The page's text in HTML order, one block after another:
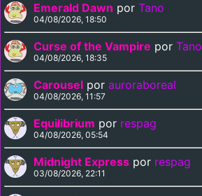
Emerald Dawn por Tano
04/08/2026, 18:50
Curse of the Vampire por Tano
04/08/2026, 18:35
Carousel por auroraboreal
04/08/2026, 11:57
Equilibrium por respag
04/08/2026, 05:54
Midnight Express por respag
03/08/2026, 22:11